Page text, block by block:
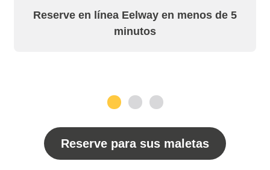
Reserve en línea Eelway en menos de 5
minutos
Reserve para sus maletas